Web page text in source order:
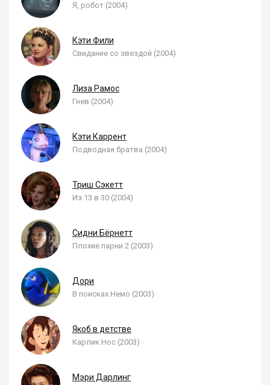
Я, робот (2004)
Кэти Фили
Свидание со звездой (2004)
Лиза Рамос
Гнев (2004)
Кэти Каррент
Подводная братва (2004)
Триш Сэкетт
Из 13 в 30 (2004)
Сидни Бёрнетт
Плохие парни 2 (2003)
Дори
В поисках Немо (2003)
Якоб в детстве
Карлик Нос (2003)
Мэри Дарлинг